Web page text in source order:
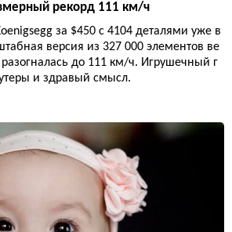
рекорд 111 км/ч
за $450 с 4104 деталями уже в
версия из 327 000 элементов ве
до 111 км/ч. Игрушечный г
и здравый смысл.